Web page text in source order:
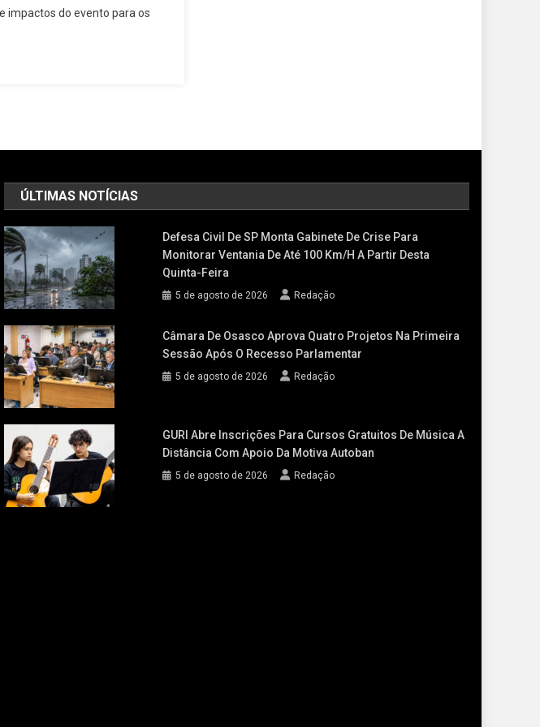
impactos do evento para os
ÚLTIMAS NOTÍCIAS
Defesa Civil De SP Monta Gabinete De Crise Para
Monitorar Ventania De Até 100 Km/h A Partir Desta
Quinta-Feira
5 de agosto de 2026 Redação
Câmara De Osasco Aprova Quatro Projetos Na Primeira
Sessão Após O Recesso Parlamentar
5 de agosto de 2026 Redação
GURI Abre Inscrições Para Cursos Gratuitos De Música A
Distância Com Apoio Da Motiva Autoban
5 de agosto de 2026 Redação